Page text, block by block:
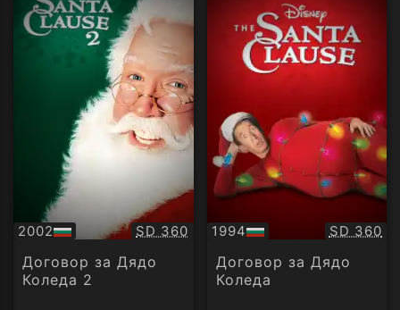
2002
БГ
аудио
Качество:
SD 360
Договор за Дядо
Коледа 2
1994
БГ
аудио
SD 360
Договор за Дядо
Коледа